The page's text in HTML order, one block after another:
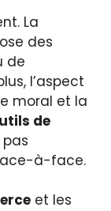
La
des
de
l’aspect
moral et la
de
à-face.
et les